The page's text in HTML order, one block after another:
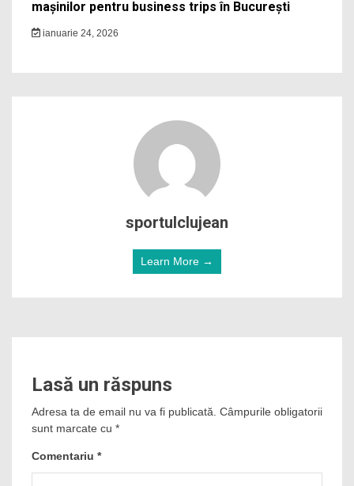
mașinilor pentru business trips în București
ianuarie 24, 2026
sportulclujean
Learn More →
Lasă un răspuns
Adresa ta de email nu va fi publicată. Câmpurile obligatorii
sunt marcate cu *
Comentariu *